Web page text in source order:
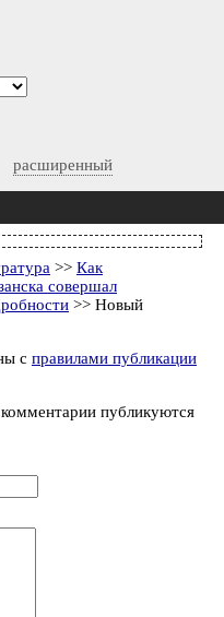
расширенный
>> Как
совершал
>> Новый
с правилами публикации
публикуются